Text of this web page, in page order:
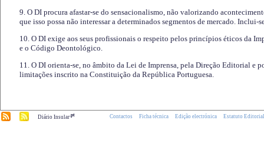
9. O DI procura afastar-se do sensacionalismo, não valorizando
que isso possa não interessar a determinados segmentos de mercado.
10. O DI exige aos seus profissionais o respeito pelos princípios éticos da
e o Código Deontológico.
11. O DI orienta-se, no âmbito da Lei de Imprensa, pela Direção Editorial e
limitações inscrito na Constituição da República Portuguesa.
Diário Insular.pt Contactos Ficha técnica Edição electrónica Estatuto Editorial